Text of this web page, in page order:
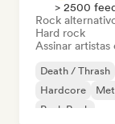
> 2500
Rock
Hard rock
Assinar artistas
Death / Thrash
Hardcore
Punk Rock